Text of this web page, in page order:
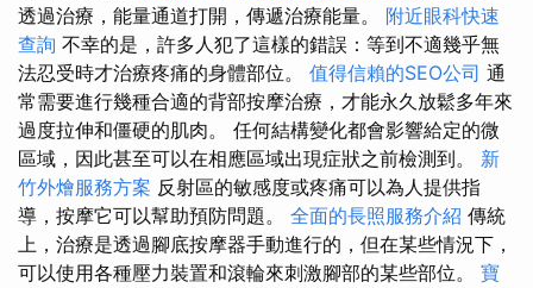
透過治療，能量通道打開，傳遞治療能量。 附近眼科快速
查詢 不幸的是，許多人犯了這樣的錯誤：等到不適幾乎無
法忍受時才治療疼痛的身體部位。 值得信賴的SEO公司 通
常需要進行幾種合適的背部按摩治療，才能永久放鬆多年來
過度拉伸和僵硬的肌肉。 任何結構變化都會影響給定的微
區域，因此甚至可以在相應區域出現症狀之前檢測到。 新
竹外燴服務方案 反射區的敏感度或疼痛可以為人提供指
導，按摩它可以幫助預防問題。 全面的長照服務介紹 傳統
上，治療是透過腳底按摩器手動進行的，但在某些情況下，
可以使用各種壓力裝置和滾輪來刺激腳部的某些部位。 寶